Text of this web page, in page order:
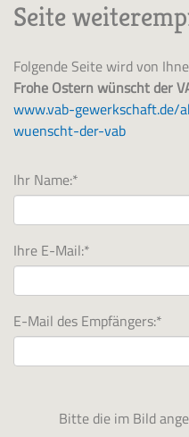
Seite
Folgende Seite wird von
Frohe Ostern wünscht der
www.vab-
wuenscht-der-vab
Ihr Name:*
Ihre E-Mail:*
E-Mail des Empfängers:*
Bitte die im Bild